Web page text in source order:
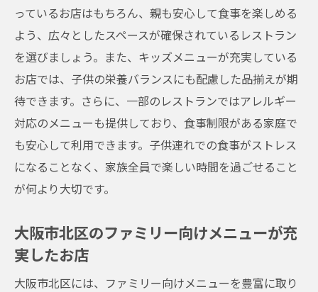
っているお店はもちろん、親も安心して食事を楽しめる
よう、広々としたスペースが確保されているレストラン
を選びましょう。また、キッズメニューが充実している
お店では、子供の栄養バランスにも配慮した品揃えが期
待できます。さらに、一部のレストランではアレルギー
対応のメニューも提供しており、食事制限がある家庭で
も安心して利用できます。子供連れでの食事がストレス
になることなく、家族全員で楽しい時間を過ごせること
が何より大切です。
大阪市北区のファミリー向けメニューが充
実したお店
大阪市北区には、ファミリー向けメニューを豊富に取り